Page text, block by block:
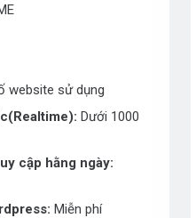
website sử dụng
Dưới 1000
cập hằng ngày:
Miễn phí